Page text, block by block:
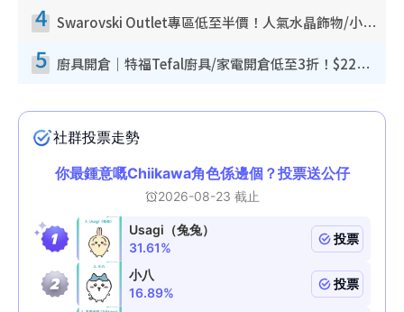
4 Swarovski Outlet專區低至半價！人氣水晶飾物/小擺設$138起！迪士尼款/水晶高跟鞋都有平
5 廚具開倉｜特福Tefal廚具/家電開倉低至3折！$220起買平底鍋/炒鑊/湯煲！電飯煲/吸塵機/燙斗$418起